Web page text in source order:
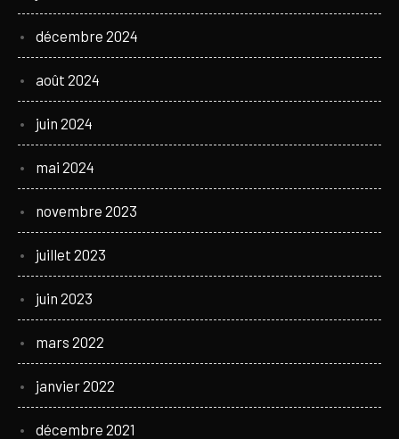
décembre 2024
août 2024
juin 2024
mai 2024
novembre 2023
juillet 2023
juin 2023
mars 2022
janvier 2022
décembre 2021